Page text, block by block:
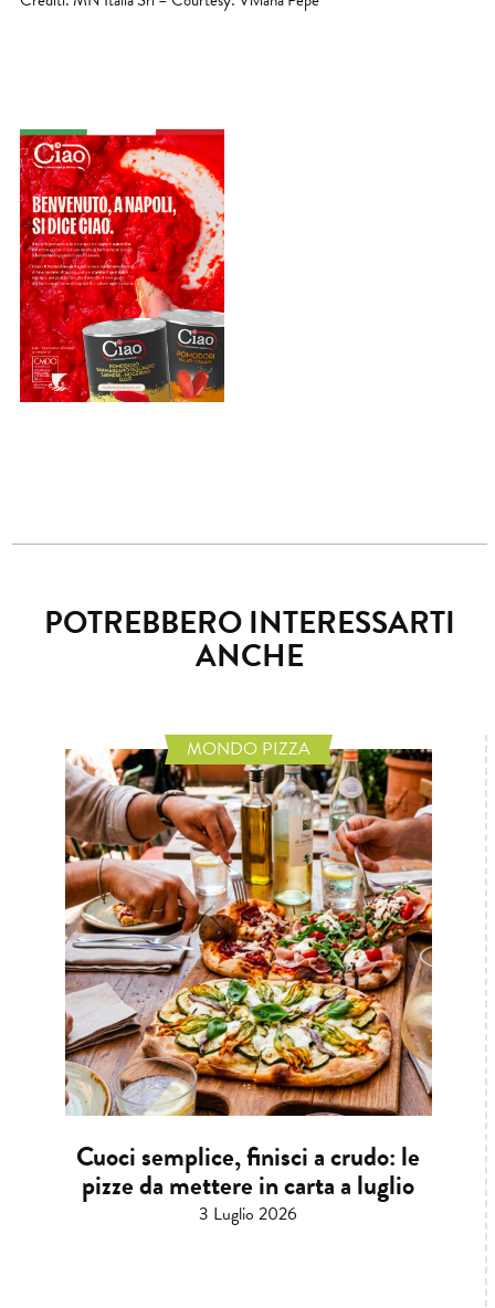
POTREBBERO INTERESSARTI
ANCHE
MONDO PIZZA
Cuoci semplice, finisci a crudo: le
pizze da mettere in carta a luglio
3 Luglio 2026